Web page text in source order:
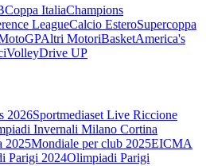
Coppa ItaliaChampions
LeagueCalcio EsteroSupercoppa
Altri MotoriBasketAmerica's
VolleyDrive UP
2026Sportmediaset Live Riccione
Invernali Milano Cortina
2025Mondiale per club 2025EICMA
Parigi 2024Olimpiadi Parigi